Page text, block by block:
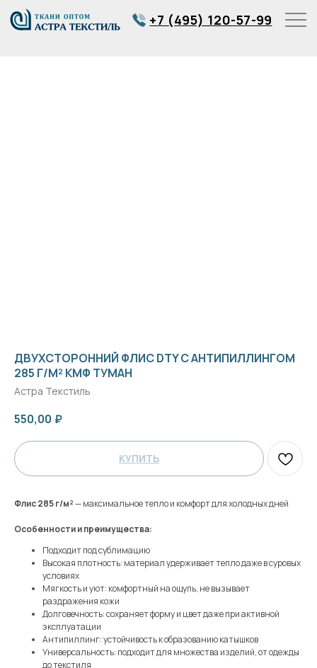
+7 (495) 120-57-99
ДВУХСТОРОННИЙ ФЛИС DTY С АНТИПИЛЛИНГОМ
285 Г/М² КМФ ТУМАН
Астра Текстиль
550,00 ₽
КУПИТЬ
Флис 285 г/м²— максимальное тепло и комфорт для холодных дней
Особенности и преимущества:
Подходит под сублимацию
Высокая плотность: материал удерживает тепло даже в суровых
условиях
Мягкость и уют: комфортный на ощупь, не вызывает
раздражения кожи
Долговечность: сохраняет форму и цвет даже при активной
эксплуатации
Антипиллинг: устойчивость к образованию катышков
Универсальность: подходит для множества изделий, от одежды
до текстиля